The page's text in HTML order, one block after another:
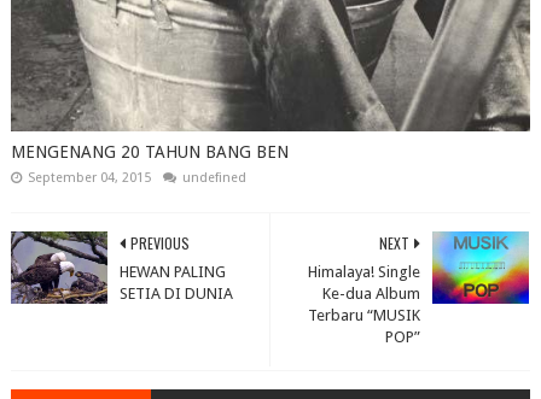
MENGENANG 20 TAHUN BANG BEN
September 04, 2015 undefined
NEXT
Himalaya! Single
Ke-dua Album
Terbaru “MUSIK
POP”
PREVIOUS
HEWAN PALING
SETIA DI DUNIA